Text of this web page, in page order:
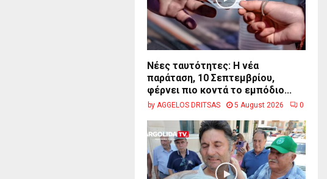
Νέες ταυτότητες: Η νέα
παράταση, 10 Σεπτεμβρίου,
φέρνει πιο κοντά το εμπόδιο...
by AGGELOS DRITSAS 5 August 2026 0